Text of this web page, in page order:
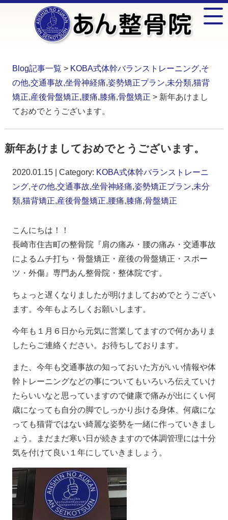
Blog記事一覧 > KOBA式体幹バランストレーニング,そ
の他,交通事故,坐骨神経痛,姿勢矯正プラン,未分類,猫背
矯正,産後骨盤矯正,腰痛,膝痛,骨盤矯正 > 新年あけまし
ておめでとうございます。
新年あけましておめでとうございます。
2020.01.15 | Category: KOBA式体幹バランストレーニ
ング,その他,交通事故,坐骨神経痛,姿勢矯正プラン,未分
類,猫背矯正,産後骨盤矯正,腰痛,膝痛,骨盤矯正
こんにちは！！
長崎市住吉町の整骨院『肩の痛み・腰の痛み・交通事故
によるムチ打ち・骨盤矯正・産後の骨盤矯正・スポー
ツ・外傷』専門あん整骨院・整体院です。
ちょっと遅くなりましたが明けましておめでとうござい
ます。今年もよろしくお願いします。
今年も１月６日から元気に営業してますので何かありま
したらご連絡ください。お待ちしております。
また、今年も交通事故の知っておいた方がいい情報や体
幹トレーニングなどの事についてもいろいろ伝えていけ
たらいいなと思っていますので健康で痛みが出にくい何
歳になっても自分の脚でしっかり歩ける身体、何歳にな
っても猫背ではない綺麗な姿勢を一緒に作っていきまし
ょう。まだまだ寒い日が続きますので体調管理には十分
気を付けて良い１年にしていきましょう。